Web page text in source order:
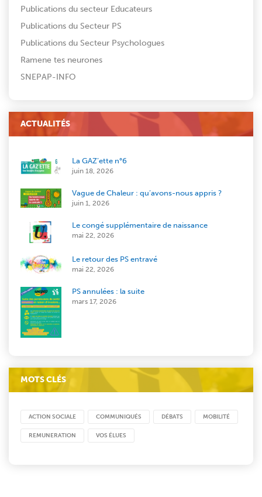
Publications du secteur Educateurs
Publications du Secteur PS
Publications du Secteur Psychologues
Ramene tes neurones
SNEPAP-INFO
ACTUALITÉS
La GAZ’ette n°6
juin 18, 2026
Vague de Chaleur : qu’avons-nous appris ?
juin 1, 2026
Le congé supplémentaire de naissance
mai 22, 2026
Le retour des PS entravé
mai 22, 2026
PS annulées : la suite
mars 17, 2026
MOTS CLÉS
ACTION SOCIALE COMMUNIQUÉS DÉBATS MOBILITÉ
REMUNERATION VOS ÉLUES